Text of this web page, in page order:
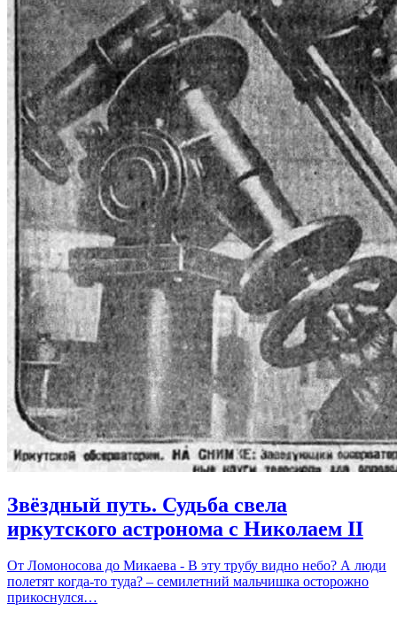
Звёздный путь. Судьба свела
иркутского астронома с Николаем II
От Ломоносова до Микаева - В эту трубу видно небо? А люди
полетят когда-то туда? – семилетний мальчишка осторожно
прикоснулся…